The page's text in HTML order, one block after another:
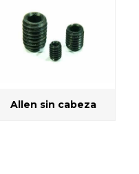
Allen sin cabeza